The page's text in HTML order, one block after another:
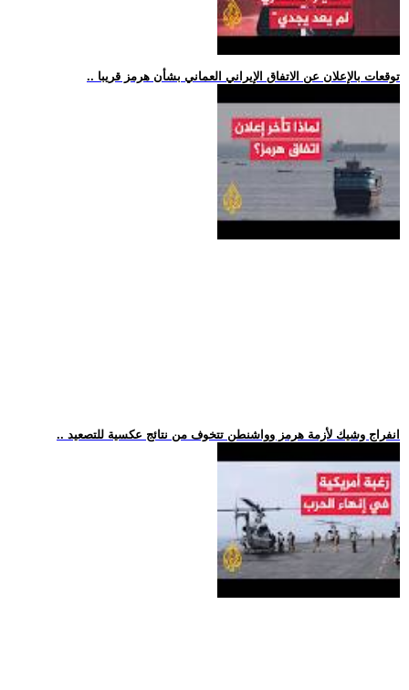
.. توقعات بالإعلان عن الاتفاق الإيراني العماني بشأن هرمز قريبا
.. انفراج وشيك لأزمة هرمز وواشنطن تتخوف من نتائج عكسية للتصعيد